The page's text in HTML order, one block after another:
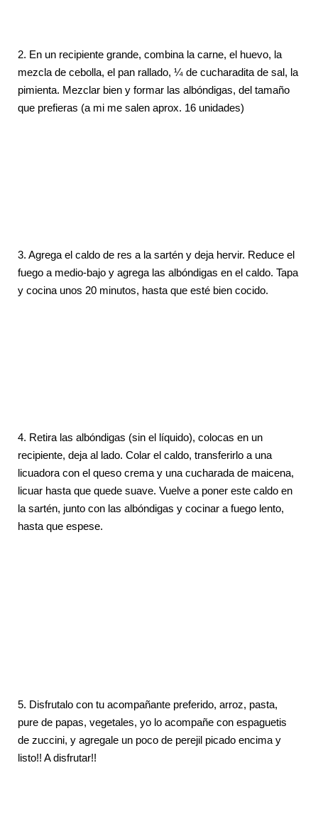
2. En un recipiente grande, combina la carne, el huevo, la
mezcla de cebolla, el pan rallado, ¼ de cucharadita de sal, la
pimienta. Mezclar bien y formar las albóndigas, del tamaño
que prefieras (a mi me salen aprox. 16 unidades)
3. Agrega el caldo de res a la sartén y deja hervir. Reduce el
fuego a medio-bajo y agrega las albóndigas en el caldo. Tapa
y cocina unos 20 minutos, hasta que esté bien cocido.
4. Retira las albóndigas (sin el líquido), colocas en un
recipiente, deja al lado. Colar el caldo, transferirlo a una
licuadora con el queso crema y una cucharada de maicena,
licuar hasta que quede suave. Vuelve a poner este caldo en
la sartén, junto con las albóndigas y cocinar a fuego lento,
hasta que espese.
5. Disfrutalo con tu acompañante preferido, arroz, pasta,
pure de papas, vegetales, yo lo acompañe con espaguetis
de zuccini, y agregale un poco de perejil picado encima y
listo!! A disfrutar!!